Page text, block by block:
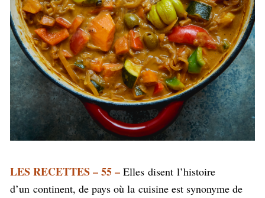
LES RECETTES – 55 – Elles disent l’histoire
d’un continent, de pays où la cuisine est synonyme de